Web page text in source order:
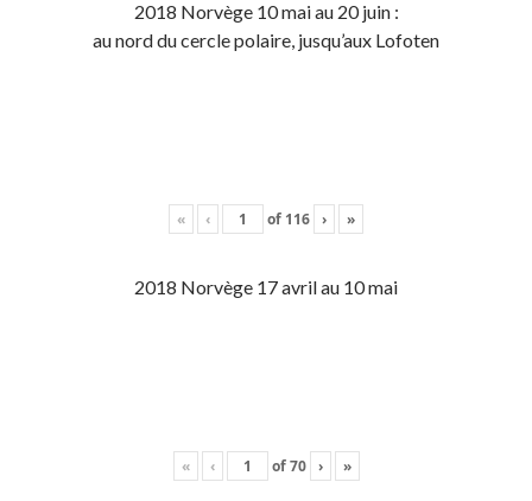
2018 Norvège 10 mai au 20 juin :
au nord du cercle polaire, jusqu’aux Lofoten
« ‹ of 116 › »
2018 Norvège 17 avril au 10 mai
« ‹ of70 › »